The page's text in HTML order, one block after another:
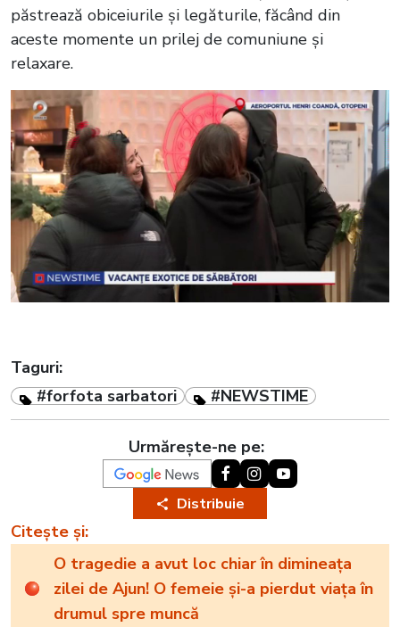
păstrează obiceiurile și legăturile, făcând din
aceste momente un prilej de comuniune și
relaxare.
Taguri:
#forfota sarbatori
#NEWSTIME
Urmărește-ne pe:
Distribuie
Citește și:
O tragedie a avut loc chiar în dimineața
zilei de Ajun! O femeie și-a pierdut viața în
drumul spre muncă